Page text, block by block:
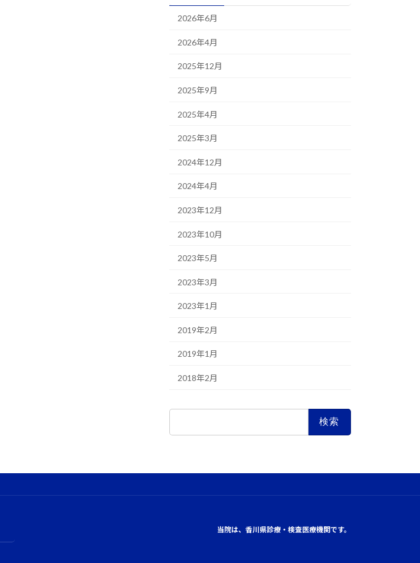
2026年6月
2026年4月
2025年12月
2025年9月
2025年4月
2025年3月
2024年12月
2024年4月
2023年12月
2023年10月
2023年5月
2023年3月
2023年1月
2019年2月
2019年1月
2018年2月
当院は、香川県診療・検査医療機関です。